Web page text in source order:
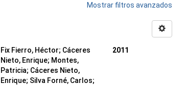
Mostrar filtros avanzados
Fix Fierro, Héctor; Cáceres
Nieto, Enrique; Montes,
Patricia; Cáceres Nieto,
Enrique; Silva Forné, Carlos;
2011